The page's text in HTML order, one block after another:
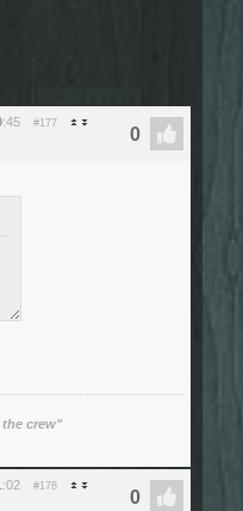
:45 #177
the crew"
:02 #178